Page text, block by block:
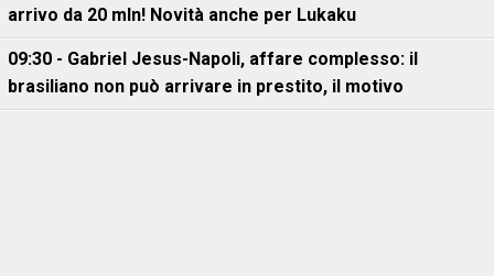
arrivo da 20 mln! Novità anche per Lukaku
09:30 - Gabriel Jesus-Napoli, affare complesso: il
brasiliano non può arrivare in prestito, il motivo